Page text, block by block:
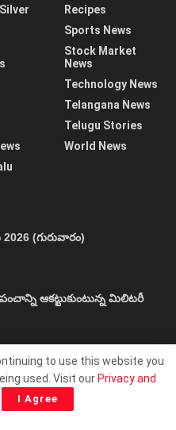
Recipes
Sports News
Stock Market
News
Technology News
Telangana News
Telugu Stories
World News
(గురువారం)
ఆకట్టుకుంటున్న మిలిటరీ
to use this website you
used. Visit our Privacy and
I Agree